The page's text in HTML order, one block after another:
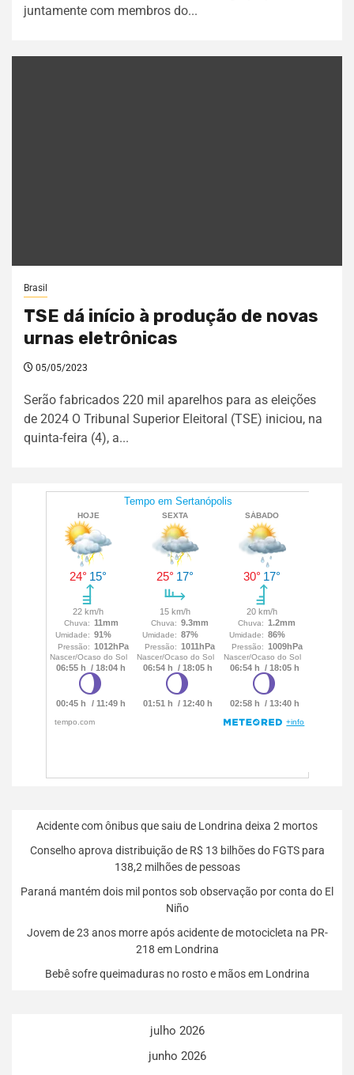
juntamente com membros do...
Brasil
TSE dá início à produção de novas
urnas eletrônicas
05/05/2023
Serão fabricados 220 mil aparelhos para as eleições
de 2024 O Tribunal Superior Eleitoral (TSE) iniciou, na
quinta-feira (4), a...
Acidente com ônibus que saiu de Londrina deixa 2 mortos
Conselho aprova distribuição de R$ 13 bilhões do FGTS para
138,2 milhões de pessoas
Paraná mantém dois mil pontos sob observação por conta do El
Niño
Jovem de 23 anos morre após acidente de motocicleta na PR-
218 em Londrina
Bebê sofre queimaduras no rosto e mãos em Londrina
julho 2026
junho 2026